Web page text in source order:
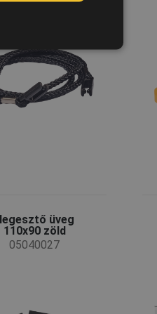
üveg
110x90 zöld
05040027
GERMAN
DUTCH